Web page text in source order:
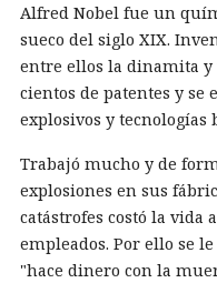
Alfred Nobel fue un
sueco del siglo XIX.
entre ellos la dinamita y
cientos de patentes y
explosivos y tecnologías
Trabajó mucho y de
explosiones en sus
catástrofes costó la vida
empleados. Por ello se
"hace dinero con la